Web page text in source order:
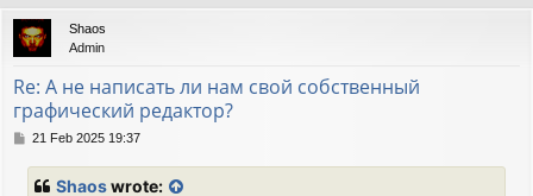
p
Shaos
Admin
Re: А не написать ли нам свой собственный
графический редактор?
P21 Feb 2025 19:37
Shaoswrote: